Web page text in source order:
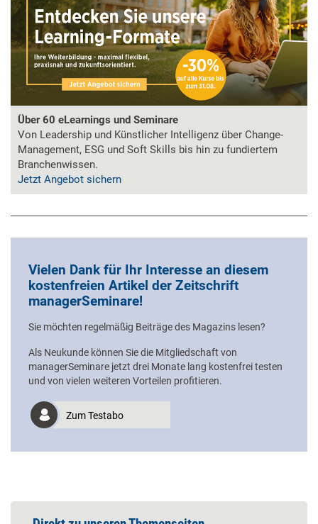
Über 60 eLearnings und Seminare
Von Leadership und Künstlicher Intelligenz über Change-
Management, ESG und Soft Skills bis hin zu fundiertem
Branchenwissen.
Jetzt Angebot sichern
Vielen Dank für Ihr Interesse an diesem
kostenfreien Artikel der Zeitschrift
managerSeminare!
Sie möchten regelmäßig Beiträge des Magazins lesen?
Als Neukunde können Sie die Mitgliedschaft von
managerSeminare jetzt drei Monate lang kostenfrei testen
und von vielen weiteren Vorteilen profitieren.
Zum Testabo